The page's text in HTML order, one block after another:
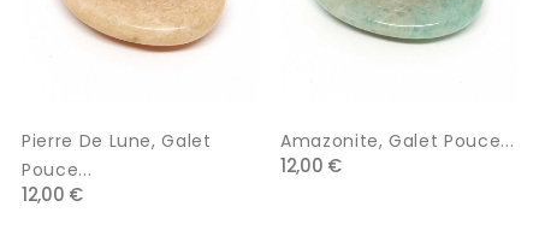
Pierre De Lune, Galet
Pouce...
12,00 €
Amazonite, Galet Pouce...
12,00 €